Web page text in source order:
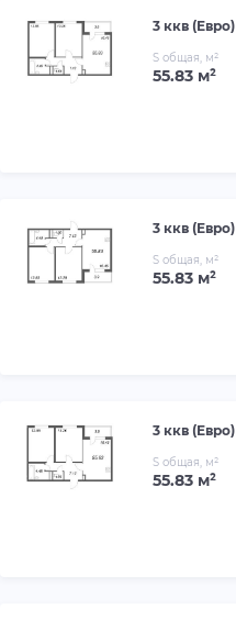
3 ккв (Евро)
S общая, м²
55.83 м²
3 ккв (Евро)
S общая, м²
55.83 м²
3 ккв (Евро)
S общая, м²
55.83 м²